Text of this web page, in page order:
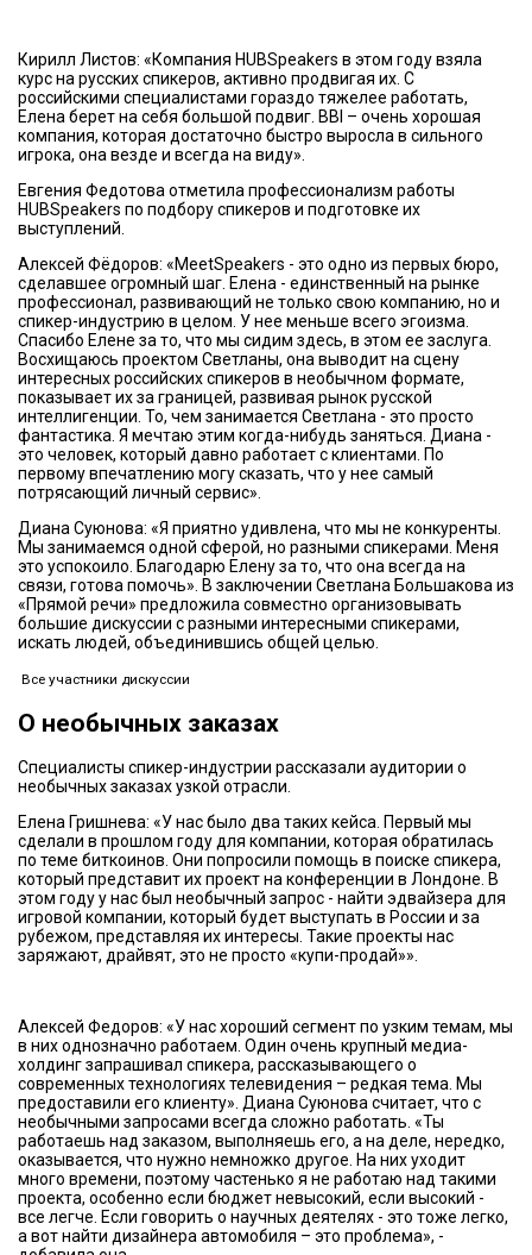
Кирилл Листов: «Компания HUBSpeakers в этом году взяла
курс на русских спикеров, активно продвигая их. С
российскими специалистами гораздо тяжелее работать,
Елена берет на себя большой подвиг. BBI – очень хорошая
компания, которая достаточно быстро выросла в сильного
игрока, она везде и всегда на виду».
Евгения Федотова отметила профессионализм работы
HUBSpeakers по подбору спикеров и подготовке их
выступлений.
Алексей Фёдоров: «MeetSpeakers - это одно из первых бюро,
сделавшее огромный шаг. Елена - единственный на рынке
профессионал, развивающий не только свою компанию, но и
спикер-индустрию в целом. У нее меньше всего эгоизма.
Спасибо Елене за то, что мы сидим здесь, в этом ее заслуга.
Восхищаюсь проектом Светланы, она выводит на сцену
интересных российских спикеров в необычном формате,
показывает их за границей, развивая рынок русской
интеллигенции. То, чем занимается Светлана - это просто
фантастика. Я мечтаю этим когда-нибудь заняться. Диана -
это человек, который давно работает с клиентами. По
первому впечатлению могу сказать, что у нее самый
потрясающий личный сервис».
Диана Суюнова: «Я приятно удивлена, что мы не конкуренты.
Мы занимаемся одной сферой, но разными спикерами. Меня
это успокоило. Благодарю Елену за то, что она всегда на
связи, готова помочь». В заключении Светлана Большакова из
«Прямой речи» предложила совместно организовывать
большие дискуссии с разными интересными спикерами,
искать людей, объединившись общей целью.
Все участники дискуссии
О необычных заказах
Специалисты спикер-индустрии рассказали аудитории о
необычных заказах узкой отрасли.
Елена Гришнева: «У нас было два таких кейса. Первый мы
сделали в прошлом году для компании, которая обратилась
по теме биткоинов. Они попросили помощь в поиске спикера,
который представит их проект на конференции в Лондоне. В
этом году у нас был необычный запрос - найти эдвайзера для
игровой компании, который будет выступать в России и за
рубежом, представляя их интересы. Такие проекты нас
заряжают, драйвят, это не просто «купи-продай»».
Алексей Федоров: «У нас хороший сегмент по узким темам, мы
в них однозначно работаем. Один очень крупный медиа-
холдинг запрашивал спикера, рассказывающего о
современных технологиях телевидения – редкая тема. Мы
предоставили его клиенту». Диана Суюнова считает, что с
необычными запросами всегда сложно работать. «Ты
работаешь над заказом, выполняешь его, а на деле, нередко,
оказывается, что нужно немножко другое. На них уходит
много времени, поэтому частенько я не работаю над такими
проекта, особенно если бюджет невысокий, если высокий -
все легче. Если говорить о научных деятелях - это тоже легко,
а вот найти дизайнера автомобиля – это проблема», -